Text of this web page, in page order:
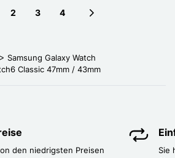
2 3 4
Samsung Galaxy Watch
Classic 47mm / 43mm
den niedrigsten Preisen
Sie